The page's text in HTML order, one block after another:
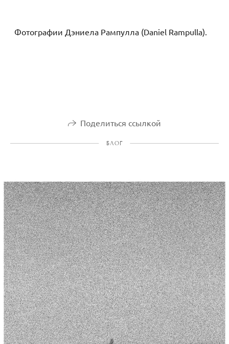
Фотографии Дэниела Рампулла (Daniel Rampulla).
Поделиться ссылкой
БЛОГ